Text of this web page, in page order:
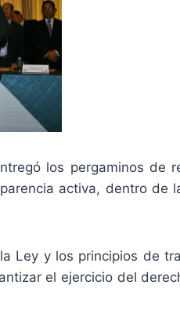
los pergaminos de
activa, dentro de
Ley y los principios de
el ejercicio del